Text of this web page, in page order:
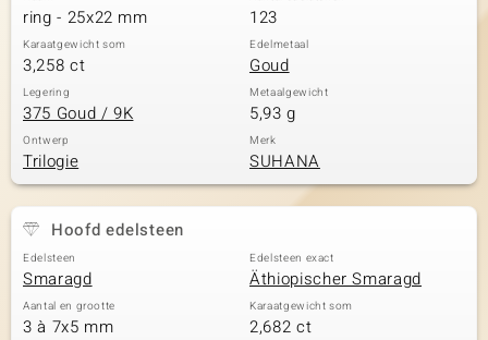
ring - 25x22 mm 123
Karaatgewicht som
3,258 ct
Edelmetaal
Goud
Legering
375 Goud / 9K
Metaalgewicht
5,93 g
Ontwerp
Trilogie
Merk
SUHANA
Hoofd edelsteen
Edelsteen
Smaragd
Edelsteen exact
Äthiopischer Smaragd
Aantal en grootte
3 à 7x5 mm
Karaatgewicht som
2,682 ct